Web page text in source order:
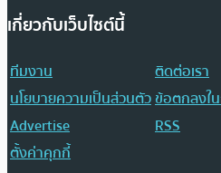
เกี่ยวกับเว็บไซต์นี้
ทีมงาน
ติดต่อเรา
นโยบายความเป็นส่วนตัวข้อตกลงใ
Advertise
RSS
ตั้งค่าคุกกี้